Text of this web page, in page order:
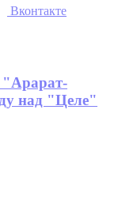
Вконтакте
"Арарат-
над "Целе"